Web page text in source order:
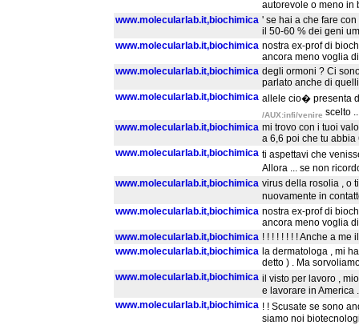
autorevole o meno in
www.molecularlab.it,biochimica ' se hai a che fare
il 50-60 % dei geni
www.molecularlab.it,biochimica nostra ex-prof di
ancora meno voglia
www.molecularlab.it,biochimica degli ormoni ? Ci
parlato anche di
www.molecularlab.it,biochimica allele cio� presenta
/AUX:infi/venire scelto
www.molecularlab.it,biochimica mi trovo con i tuoi
a 6,6 poi che tu abbia
www.molecularlab.it,biochimica ti aspettavi che
Allora ... se non
www.molecularlab.it,biochimica virus della rosolia , o
nuovamente in
www.molecularlab.it,biochimica nostra ex-prof di
ancora meno voglia
www.molecularlab.it,biochimica ! ! ! ! ! ! ! ! Anche a
www.molecularlab.it,biochimica la dermatologa , mi
detto ) . Ma
www.molecularlab.it,biochimica il visto per lavoro ,
e lavorare in America
www.molecularlab.it,biochimica ! ! Scusate se sono
siamo noi